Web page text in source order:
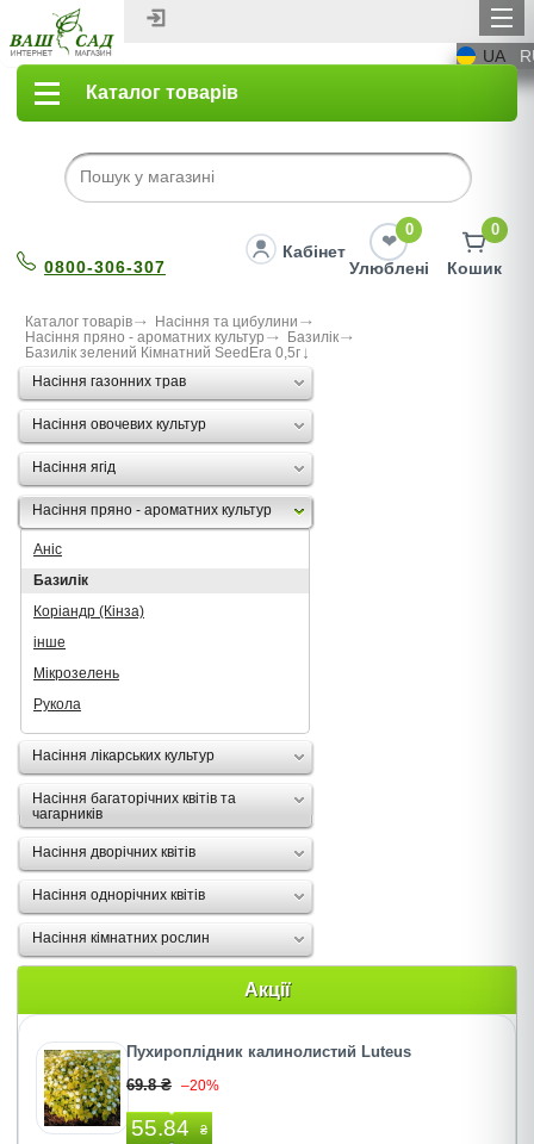
UA
Каталог товарів
0800-306-307
Кабінет
0
Улюблені
0
Кошик
Каталог товарів
Насіння та цибулини
Насіння пряно - ароматних культур
Базилік
Базилік зелений Кімнатний SeedEra 0,5г
Насіння газонних трав
Насіння овочевих культур
Насіння ягід
Насіння пряно - ароматних культур
Аніс
Базилік
Коріандр (Кінза)
інше
Мікрозелень
Рукола
Насіння лікарських культур
Насіння багаторічних квітів та
чагарників
Насіння дворічних квітів
Насіння однорічних квітів
Насіння кімнатних рослин
Акції
Пухироплiдник калинолистий Luteus
69.8 ₴ –20%
55.84 ₴